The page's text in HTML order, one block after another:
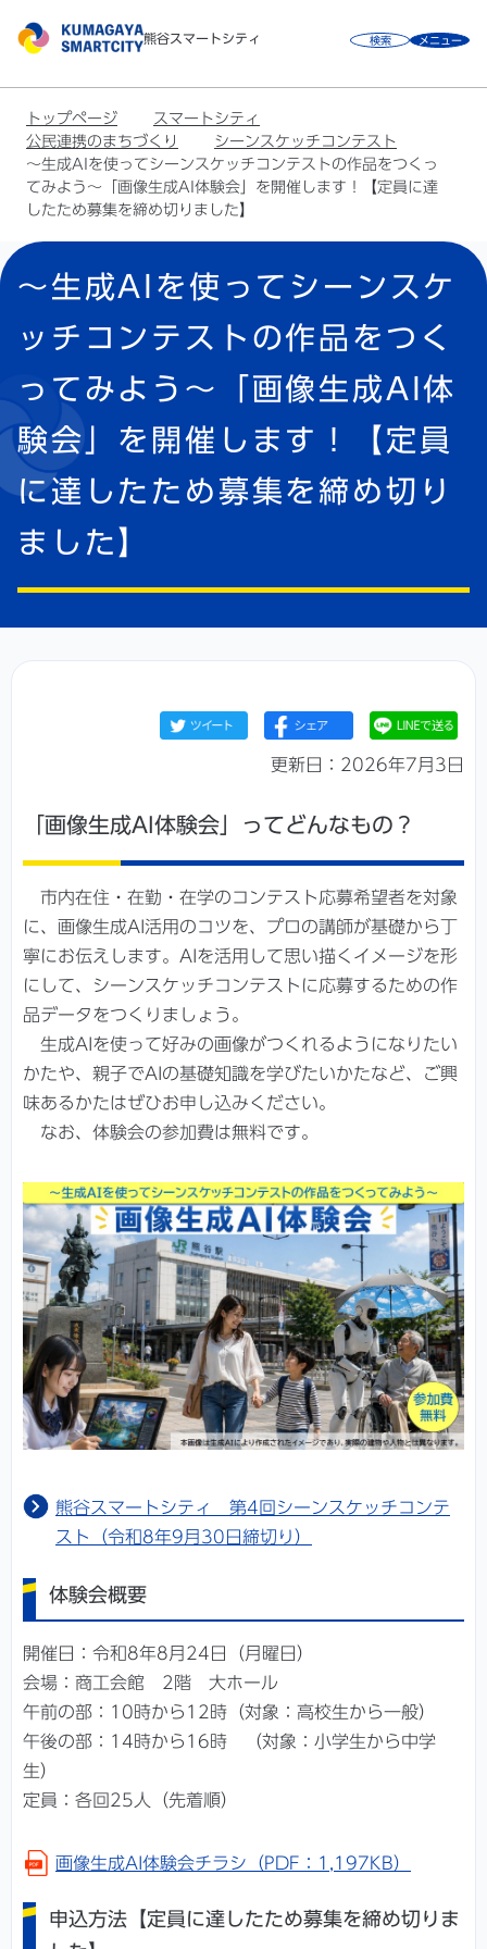
で
す
熊谷スマートシティ 検索 メニュー
トップページ
スマートシティ
公民連携のまちづくり
シーンスケッチコンテスト
～生成AIを使ってシーンスケッチコンテストの作品をつくっ
てみよう～「画像生成AI体験会」を開催します！【定員に達
したため募集を締め切りました】
本
文
ら
～生成AIを使ってシーンスケ
ッチコンテストの作品をつく
ってみよう～「画像生成AI体
験会」を開催します！【定員
に達したため募集を締め切り
ました】
更新日：2026年7月3日
「画像生成AI体験会」ってどんなもの？
市内在住・在勤・在学のコンテスト応募希望者を対象
に、画像生成AI活用のコツを、プロの講師が基礎から丁
寧にお伝えします。AIを活用して思い描くイメージを形
にして、シーンスケッチコンテストに応募するための作
品データをつくりましょう。
生成AIを使って好みの画像がつくれるようになりたい
かたや、親子でAIの基礎知識を学びたいかたなど、ご興
味あるかたはぜひお申し込みください。
なお、体験会の参加費は無料です。
熊谷スマートシティ 第4回シーンスケッチコンテ
スト（令和8年9月30日締切り）
体験会概要
開催日：令和8年8月24日（月曜日）
会場：商工会館 2階 大ホール
午前の部：10時から12時（対象：高校生から一般）
午後の部：14時から16時 （対象：小学生から中学
生）
定員：各回25人（先着順）
画像生成AI体験会チラシ（PDF：1,197KB）
申込方法【定員に達したため募集を締め切りま